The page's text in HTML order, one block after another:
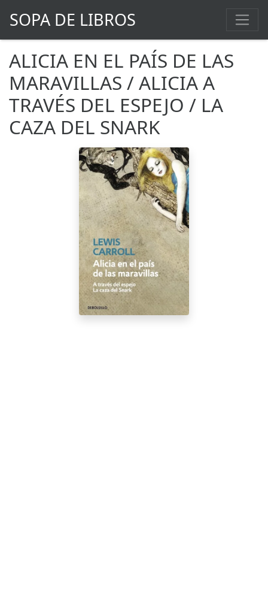
SOPA DE LIBROS
ALICIA EN EL PAÍS DE LAS
MARAVILLAS / ALICIA A
TRAVÉS DEL ESPEJO / LA
CAZA DEL SNARK